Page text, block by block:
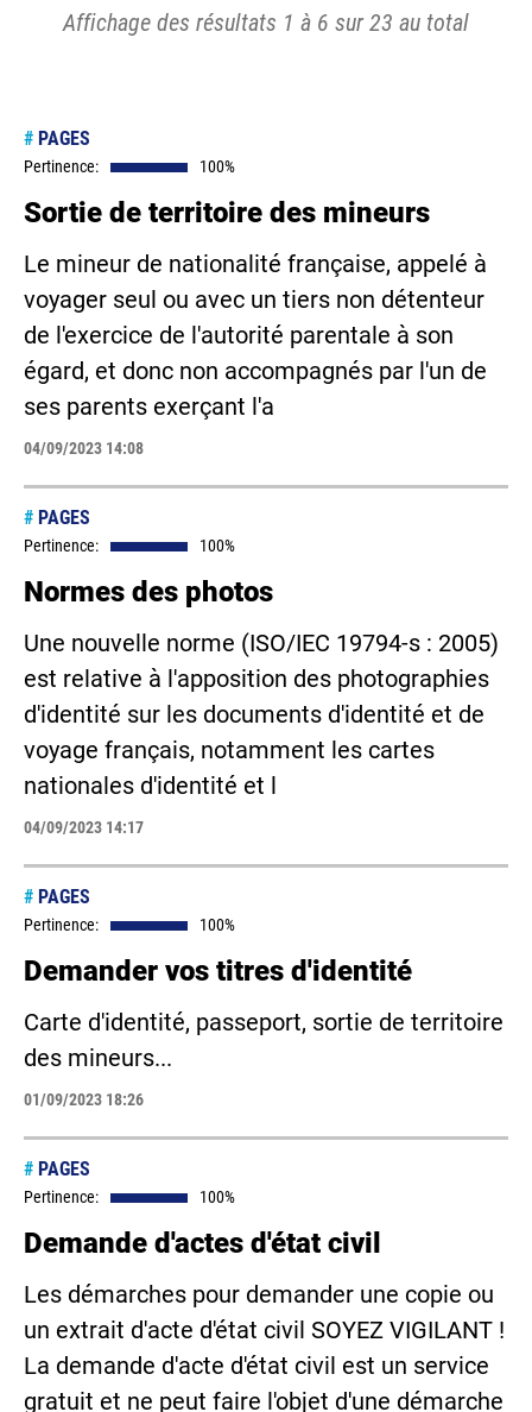
Affichage des résultats 1 à 6 sur 23 au total
# PAGES
Pertinence: 100%
Sortie de territoire des mineurs
Le mineur de nationalité française, appelé à
voyager seul ou avec un tiers non détenteur
de l'exercice de l'autorité parentale à son
égard, et donc non accompagnés par l'un de
ses parents exerçant l'a
04/09/2023 14:08
# PAGES
Pertinence: 100%
Normes des photos
Une nouvelle norme (ISO/IEC 19794-s : 2005)
est relative à l'apposition des photographies
d'identité sur les documents d'identité et de
voyage français, notamment les cartes
nationales d'identité et l
04/09/2023 14:17
# PAGES
Pertinence: 100%
Demander vos titres d'identité
Carte d'identité, passeport, sortie de territoire
des mineurs...
01/09/2023 18:26
# PAGES
Pertinence: 100%
Demande d'actes d'état civil
Les démarches pour demander une copie ou
un extrait d'acte d'état civil SOYEZ VIGILANT !
La demande d'acte d'état civil est un service
gratuit et ne peut faire l'objet d'une démarche